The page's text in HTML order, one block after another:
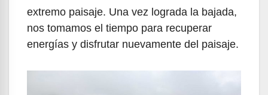
extremo paisaje. Una vez lograda la bajada,
nos tomamos el tiempo para recuperar
energías y disfrutar nuevamente del paisaje.